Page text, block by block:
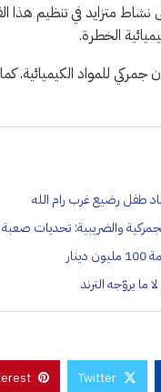
عملت على متابعة أكثر من 4400 بيان
طفل رضيع غرب رام الله
والضريبية: تحديات
ما يروّجه الترند
Twitter